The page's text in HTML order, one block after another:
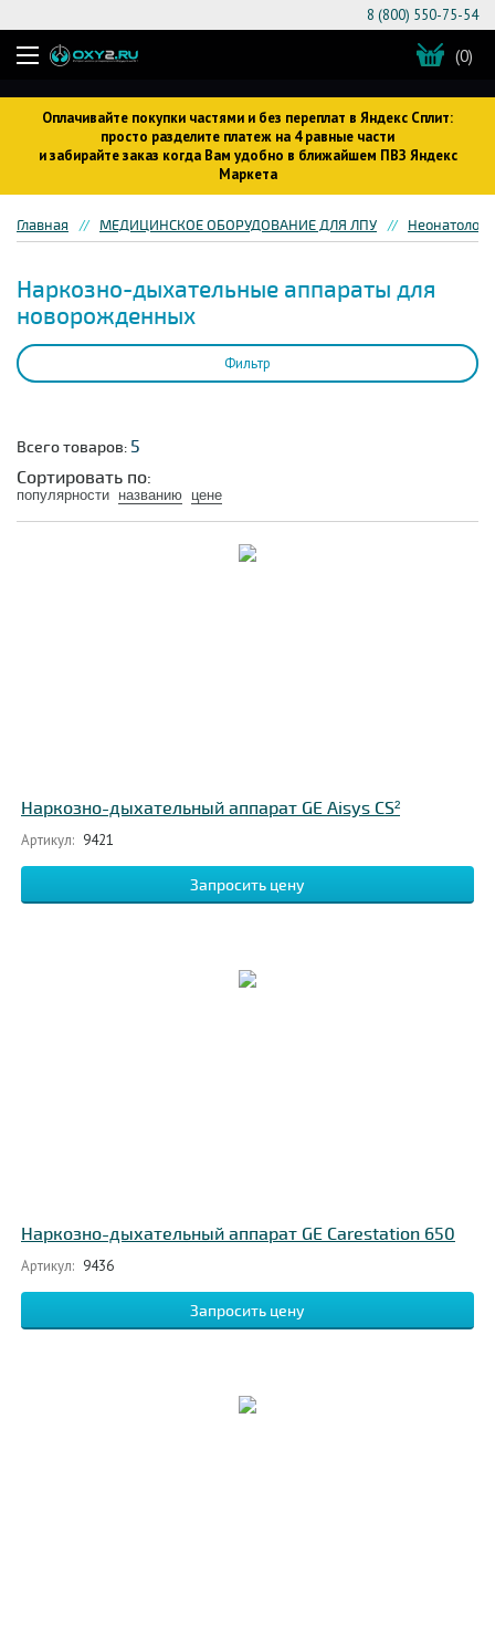
Оплачивайте покупки частями и без переплат в Яндекс Сплит:
просто разделите платеж на 4 равные части
и забирайте заказ когда Вам удобно в ближайшем ПВЗ Яндекс
Маркета
8 (800) 550-75-54
(0)
Главная МЕДИЦИНСКОЕ ОБОРУДОВАНИЕ ДЛЯ ЛПУ
Наркозно-дыхательные аппараты для
новорожденных
Фильтр
Всего товаров:5
Сортировать по:
популярности названию цене
Наркозно-дыхательный аппарат GE Aisуs CS²
Артикул: 9421
Запросить цену
Наркозно-дыхательный аппарат GE Carestation 650
Артикул: 9436
Запросить цену